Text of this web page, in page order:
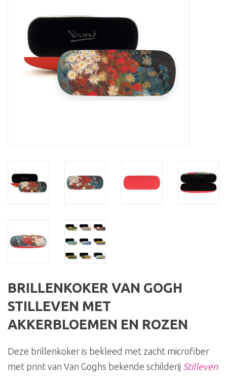
BRILLENKOKER VAN GOGH
STILLEVEN MET
AKKERBLOEMEN EN ROZEN
Deze brillenkoker is bekleed met zacht microfiber
met print van Van Goghs bekende schilderij Stilleven